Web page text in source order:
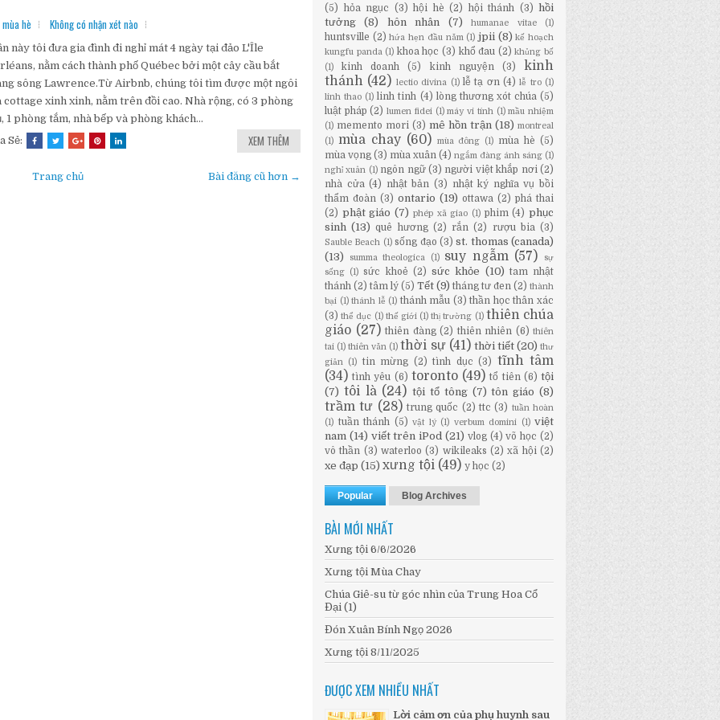
mùa hè Không có nhận xét nào
này tôi đưa gia đình đi nghỉ mát 4 ngày tại đảo L'Île
nằm cách thành phố Québec bởi một cây cầu bắt
sông Lawrence.Từ Airbnb, chúng tôi tìm được một ngôi
cottage xinh xinh, nằm trên đồi cao. Nhà rộng, có 3 phòng
1 phòng tắm, nhà bếp và phòng khách...
Sẻ:
XEM THÊM
Bài đăng cũ hơn →
Trang chủ
(5) hỏa ngục (3) hội hè (2) hội thánh (3) hồi
tưởng
(8) hôn nhân (7) humanae vitae (1)
huntsville (2) hứa hẹn đầu năm (1) jpii (8) kế hoạch
kungfu panda (1) khoa học (3) khổ đau (2) khủng bố
(1)
kinh doanh (5) kinh nguyện (3)
kinh
thánh (42) lectio divina (1) lễ tạ ơn (4) lễ tro (1)
linh thao (1) linh tinh (4) lòng thương xót chúa (5)
luật pháp (2) lumen fidei (1) máy vi tính (1) mầu nhiệm
(1) memento mori (3) mê hồn trận (18) montreal
(1) mùa chay (60) mùa đông (1) mùa hè (5)
mùa vọng (3) mùa xuân (4) ngắm đàng ánh sáng (1)
nghỉ xuân (1) ngôn ngữ (3) người việt khắp nơi (2)
nhà cửa (4) nhật bản (3) nhật ký nghĩa vụ bồi
thẩm đoàn (3) ontario (19) ottawa (2) phá thai
(2) phật giáo (7) phép xã giao (1) phim (4) phục
sinh (13) quê hương (2) rắn (2) rượu bia (3)
Sauble Beach (1) sống đạo (3) st. thomas (canada)
(13)
summa theologica (1) suy ngẫm (57)
sự
sống
(1) sức khoẻ (2) sức khỏe (10) tam nhật
thánh (2) tâm lý (5) Tết (9) tháng tư đen (2) thành
bại (1) thánh lễ (1) thánh mẫu (3) thần học thân xác
(3) thể dục (1) thế giới (1) thị trường (1) thiên chúa
giáo (27) thiên đàng (2) thiên nhiên (6) thiên
tai (1) thiên văn (1) thời sự (41) thời tiết (20) thư
giản
(1) tin mừng (2) tình dục (3) tĩnh tâm
(34) tình yêu (6) toronto (49) tổ tiên (6) tội
(7) tôi là (24) tội tổ tông (7) tôn giáo (8)
trầm tư (28) trung quốc (2) ttc (3) tuần hoàn
(1) tuần thánh (5) vật lý (1) verbum domini (1) việt
nam (14) viết trên iPod (21) vlog (4) võ học (2)
vô thần (3) waterloo (3) wikileaks (2) xã hội (2)
xe đạp (15) xưng tội (49) y học (2)
Popular Blog Archives
BÀI MỚI NHẤT
Xưng tội 6/6/2026
Xưng tội Mùa Chay
Chúa Giê-su từ góc nhìn của Trung Hoa Cổ
Đại (1)
Đón Xuân Bính Ngọ 2026
Xưng tội 8/11/2025
ĐƯỢC XEM NHIỀU NHẤT
Lời cảm ơn của phụ huynh sau